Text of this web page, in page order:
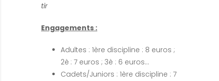
tir
Engagements :
Adultes : 1ère discipline : 8 euros ;
2è : 7 euros ; 3è : 6 euros…
Cadets/Juniors : 1ère discipline : 7